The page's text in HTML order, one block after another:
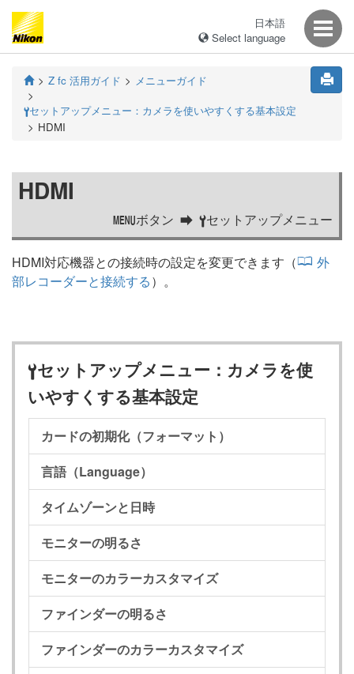
日本語
Select language
Z fc 活用ガイド メニューガイド
Bセットアップメニュー：カメラを使いやすくする基本設定
HDMI
HDMI
Gボタン Bセットアップメニュー
HDMI対応機器との接続時の設定を変更できます（
外
部レコーダーと接続する）。
Bセットアップメニュー：カメラを使
いやすくする基本設定
カードの初期化（フォーマット）
言語（Language）
タイムゾーンと日時
モニターの明るさ
モニターのカラーカスタマイズ
ファインダーの明るさ
ファインダーのカラーカスタマイズ